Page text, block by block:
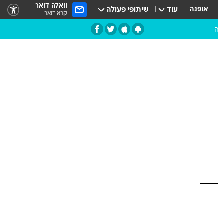
אופנה עוד שיתופי פעולה וואלה דואר
קרא דואר